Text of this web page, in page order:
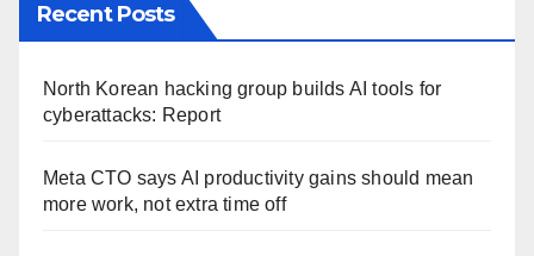
Recent Posts
North Korean hacking group builds AI tools for
cyberattacks: Report
Meta CTO says AI productivity gains should mean
more work, not extra time off